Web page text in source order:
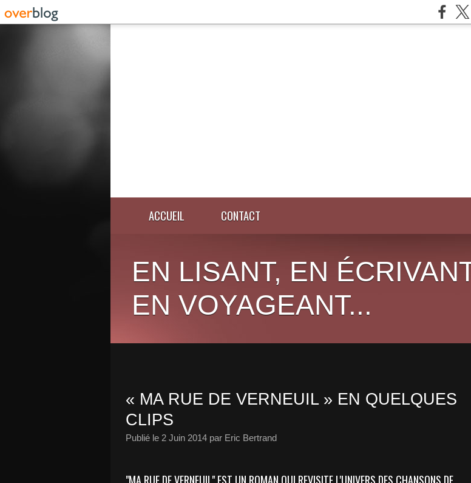
ACCUEIL CONTACT
EN LISANT, EN
EN VOYAGEANT...
« MA RUE DE VERNEUIL » EN QUELQUES
CLIPS
Publié le 2 Juin 2014 par Eric Bertrand